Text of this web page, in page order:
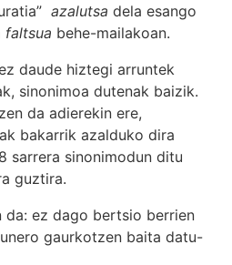
azalutsa dela esango
faltsua behe-mailakoan.
daude hiztegi arruntek
sinonimoa dutenak baizik.
da adierekin ere,
bakarrik azalduko dira
sarrera sinonimodun ditu
guztira.
da: ez dago bertsio berrien
gaurkotzen baita datu-